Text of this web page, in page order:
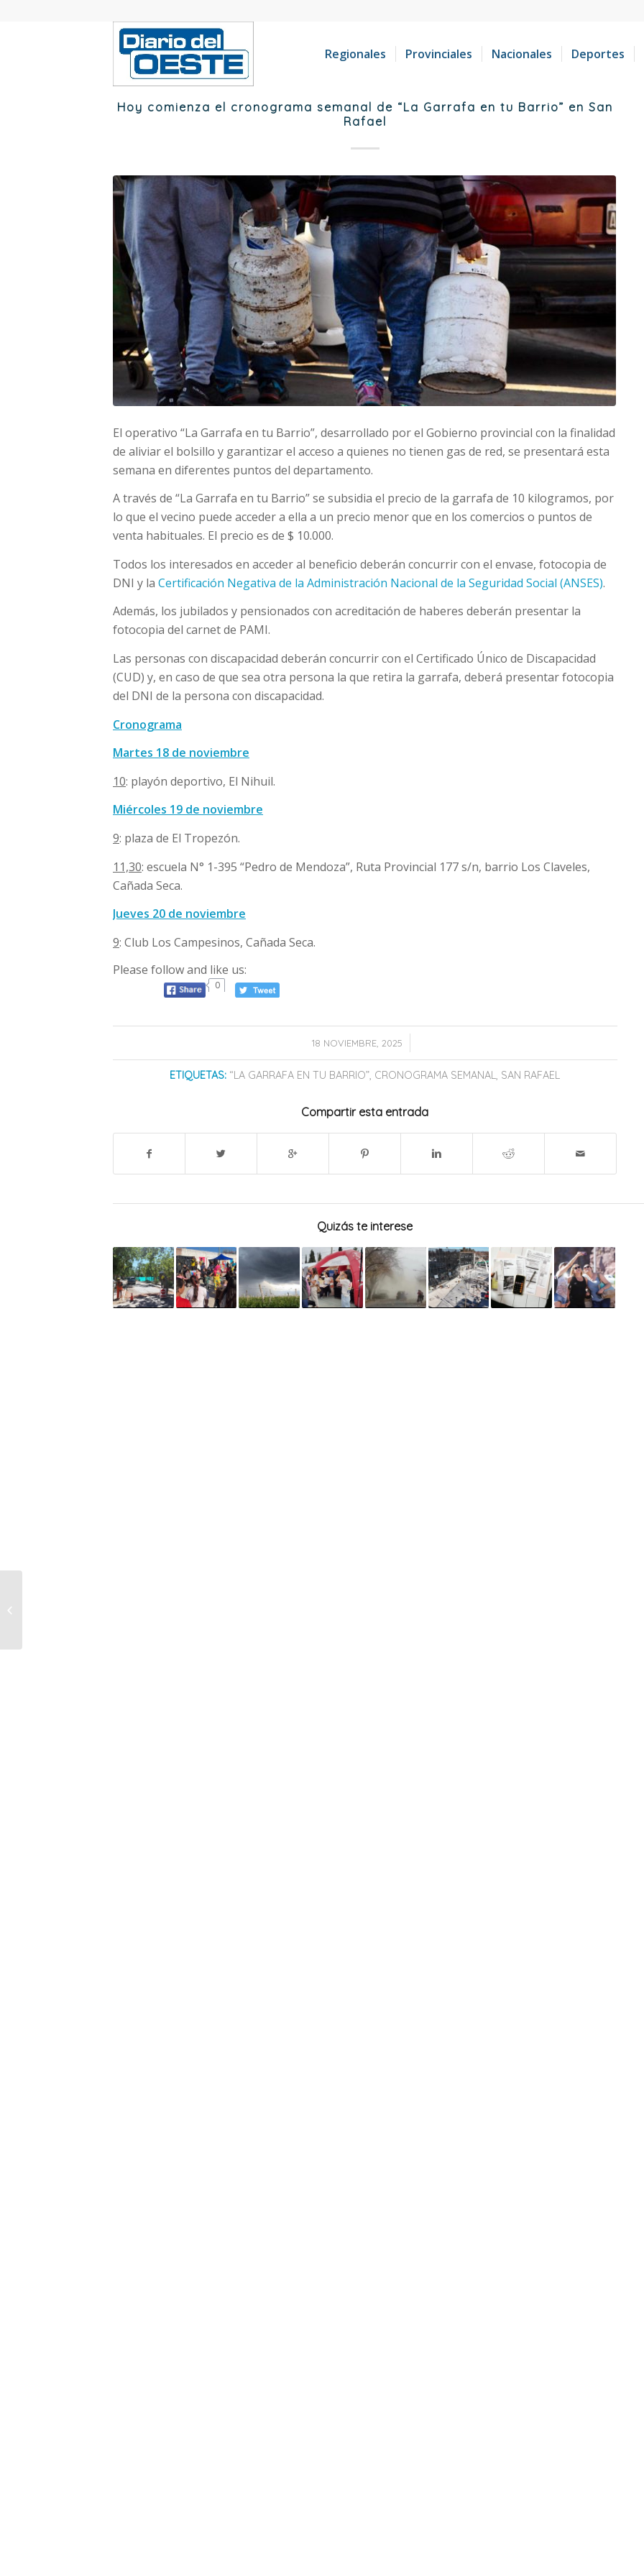
Regionales Provinciales Nacionales Deportes
Hoy comienza el cronograma semanal de “La Garrafa en tu Barrio” en San
Rafael
El operativo “La Garrafa en tu Barrio”, desarrollado por el Gobierno provincial con la finalidad
de aliviar el bolsillo y garantizar el acceso a quienes no tienen gas de red, se presentará esta
semana en diferentes puntos del departamento.
A través de “La Garrafa en tu Barrio” se subsidia el precio de la garrafa de 10 kilogramos, por
lo que el vecino puede acceder a ella a un precio menor que en los comercios o puntos de
venta habituales. El precio es de $ 10.000.
Todos los interesados en acceder al beneficio deberán concurrir con el envase, fotocopia de
DNI y la Certificación Negativa de la Administración Nacional de la Seguridad Social (ANSES).
Además, los jubilados y pensionados con acreditación de haberes deberán presentar la
fotocopia del carnet de PAMI.
Las personas con discapacidad deberán concurrir con el Certificado Único de Discapacidad
(CUD) y, en caso de que sea otra persona la que retira la garrafa, deberá presentar fotocopia
del DNI de la persona con discapacidad.
Cronograma
Martes 18 de noviembre
10: playón deportivo, El Nihuil.
Miércoles 19 de noviembre
9: plaza de El Tropezón.
11,30: escuela N° 1-395 “Pedro de Mendoza”, Ruta Provincial 177 s/n, barrio Los Claveles,
Cañada Seca.
Jueves 20 de noviembre
9: Club Los Campesinos, Cañada Seca.
Please follow and like us:
0
18 NOVIEMBRE, 2025
/
ETIQUETAS: “LA GARRAFA EN TU BARRIO”, CRONOGRAMA SEMANAL, SAN RAFAEL
Compartir esta entrada
Quizás te interese